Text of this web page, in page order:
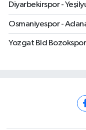
Diyarbekirspor -
Osmaniyespor -
Yozgat Bld